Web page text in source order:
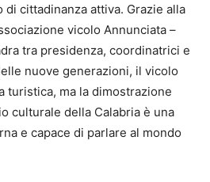
cittadinanza attiva. Grazie alla
vicolo Annunciata –
tra presidenza, coordinatrici e
nuove generazioni, il vicolo
turistica, ma la dimostrazione
culturale della Calabria è una
e capace di parlare al mondo